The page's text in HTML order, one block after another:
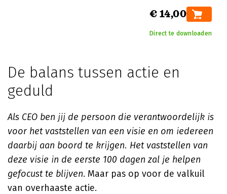
€ 14,00
Direct te downloaden
De balans tussen actie en
geduld
Als CEO ben jij de persoon die verantwoordelijk is
voor het vaststellen van een visie en om iedereen
daarbij aan boord te krijgen. Het vaststellen van
deze visie in de eerste 100 dagen zal je helpen
gefocust te blijven. Maar pas op voor de valkuil
van overhaaste actie.